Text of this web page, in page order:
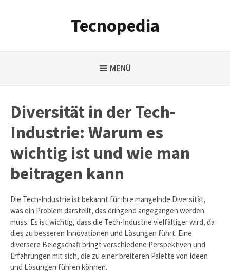
Tecnopedia
MENÜ
Diversität in der Tech-
Industrie: Warum es
wichtig ist und wie man
beitragen kann
Die Tech-Industrie ist bekannt für ihre mangelnde Diversität,
was ein Problem darstellt, das dringend angegangen werden
muss. Es ist wichtig, dass die Tech-Industrie vielfältiger wird, da
dies zu besseren Innovationen und Lösungen führt. Eine
diversere Belegschaft bringt verschiedene Perspektiven und
Erfahrungen mit sich, die zu einer breiteren Palette von Ideen
und Lösungen führen können.